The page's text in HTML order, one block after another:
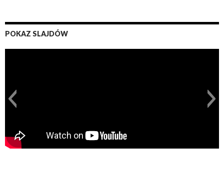
POKAZ SLAJDÓW